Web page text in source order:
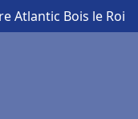
Atlantic Bois le Roi